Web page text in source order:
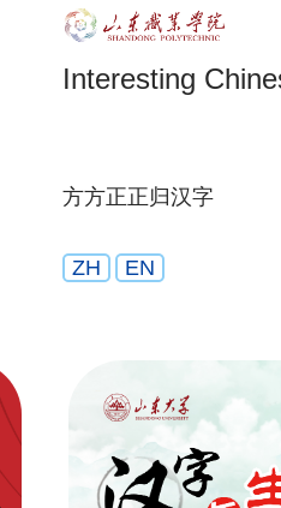
Interesting
方方正正归汉字
ZH EN